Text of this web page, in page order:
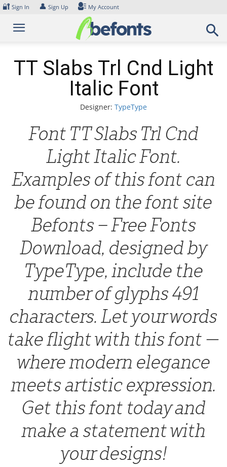
Skip
content
🔐 Sign In 👤 Sign Up My Account
TT Slabs Trl Cnd Light
Italic Font
Designer: TypeType
Font TT Slabs Trl Cnd
Light Italic Font.
Examples of this font can
be found on the font site
Befonts – Free Fonts
Download, designed by
TypeType, include the
number of glyphs 491
characters. Let your words
take flight with this font —
where modern elegance
meets artistic expression.
Get this font today and
make a statement with
your designs!